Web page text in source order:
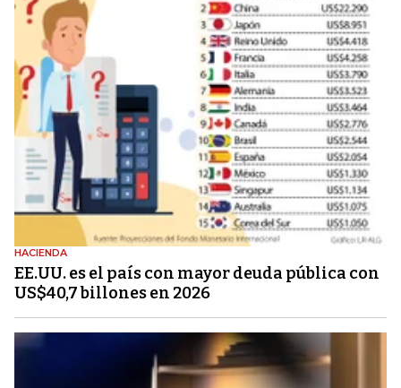
HACIENDA
EE.UU. es el país con mayor deuda pública con
US$40,7 billones en 2026